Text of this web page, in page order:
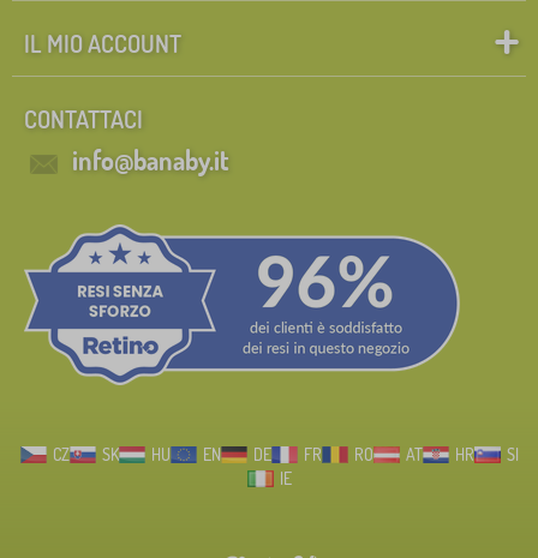
IL MIO ACCOUNT
CONTATTACI
info@banaby.it
CZ SK HU EN DE FR RO AT HR
SI
IE